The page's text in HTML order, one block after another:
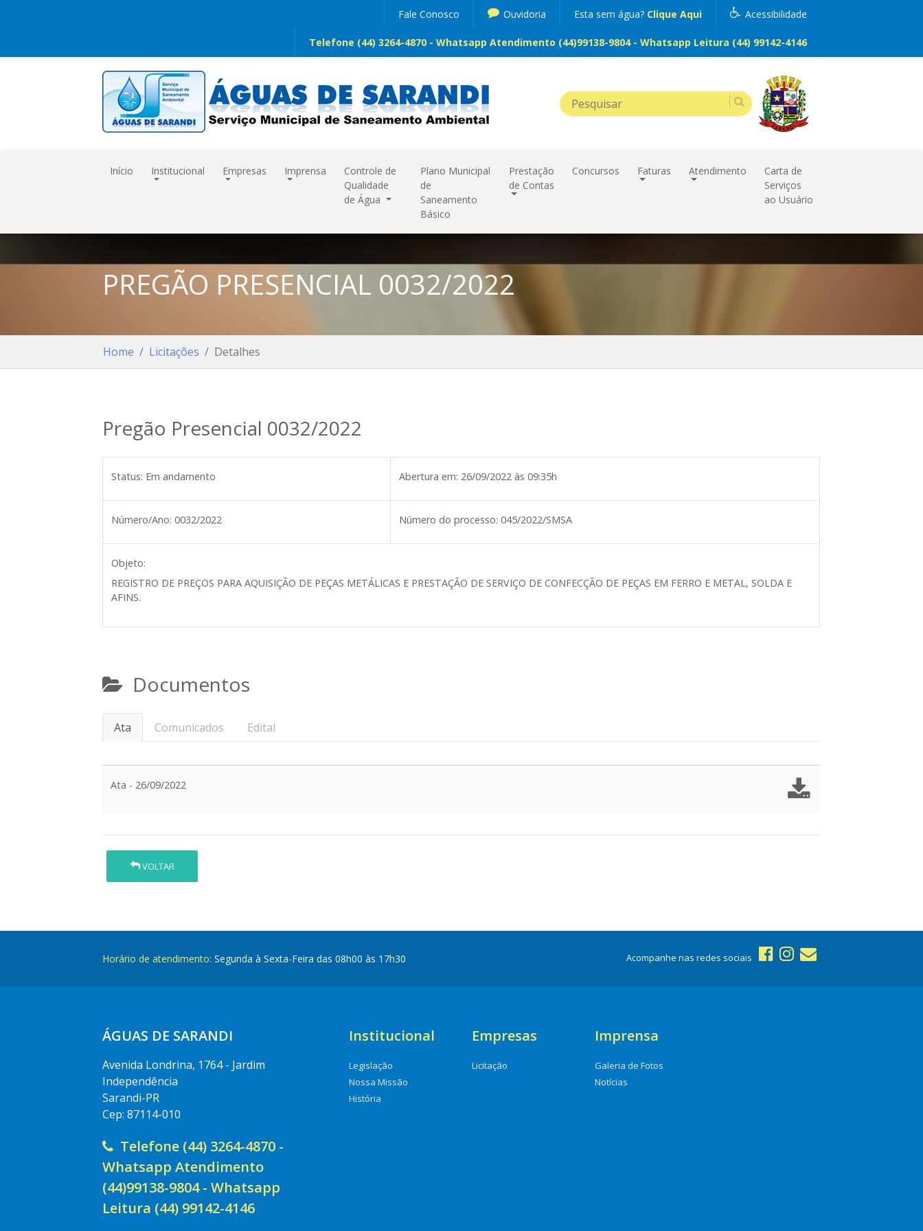
Acessibilidade
Esta sem água? Clique Aqui
Ouvidoria
Fale Conosco
Telefone (44) 3264-4870 - Whatsapp Atendimento (44)99138-9804 - Whatsapp Leitura (44) 99142-4146
Início Institucional Empresas Imprensa
Controle de
Qualidade
de Água
Plano Municipal
de
Saneamento
Básico
Prestação
de Contas
Concursos Faturas Atendimento
Carta de
Serviços
ao Usuário
PREGÃO PRESENCIAL 0032/2022
Home Licitações Detalhes
Pregão Presencial 0032/2022
Status: Em andamento Abertura em: 26/09/2022 às 09:35h
Número/Ano: 0032/2022 Número do processo: 045/2022/SMSA
Objeto:
REGISTRO DE PREÇOS PARA AQUISIÇÃO DE PEÇAS METÁLICAS E PRESTAÇÃO DE SERVIÇO DE CONFECÇÃO DE PEÇAS EM FERRO E METAL, SOLDA E
AFINS.
Documentos
Ata Comunicados Edital
Ata - 26/09/2022
VOLTAR
Horário de atendimento: Segunda à Sexta-Feira das 08h00 às 17h30 Acompanhe nas redes sociais
ÁGUAS DE SARANDI
Avenida Londrina, 1764 - Jardim
Independência
Sarandi-PR
Cep: 87114-010
Telefone (44) 3264-4870 -
Whatsapp Atendimento
(44)99138-9804 - Whatsapp
Leitura (44) 99142-4146
Institucional
Legislação
Nossa Missão
História
Empresas
Licitação
Imprensa
Galeria de Fotos
Notícias